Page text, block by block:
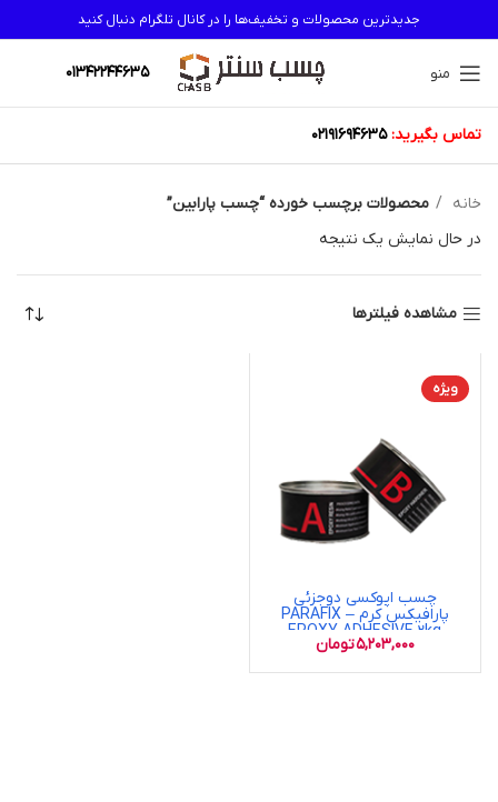
جدیدترین محصولات و تخفیف‌ها را در کانال تلگرام دنبال کنید
منو 01342244635
تماس بگیرید: 02191694635
خانه
محصولات برچسب خورده “چسب پارابین”
در حال نمایش یک نتیجه
مشاهده فیلترها
ویژه
چسب اپوکسی دوجزئی
پارافیکس کرم – PARAFIX
EPOXY ADHESIVE 2kg
5,203,000تومان